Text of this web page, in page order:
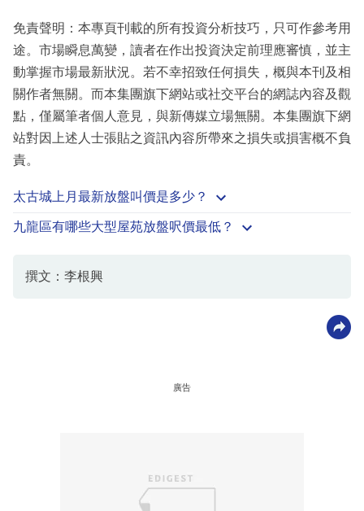
免責聲明：本專頁刊載的所有投資分析技巧，只可作參考用
途。市場瞬息萬變，讀者在作出投資決定前理應審慎，並主
動掌握市場最新狀況。若不幸招致任何損失，概與本刊及相
關作者無關。而本集團旗下網站或社交平台的網誌內容及觀
點，僅屬筆者個人意見，與新傳媒立場無關。本集團旗下網
站對因上述人士張貼之資訊內容所帶來之損失或損害概不負
責。
太古城上月最新放盤叫價是多少？
九龍區有哪些大型屋苑放盤呎價最低？
撰文：李根興
廣告